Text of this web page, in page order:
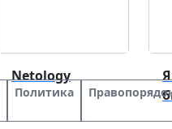
Netology
Политика